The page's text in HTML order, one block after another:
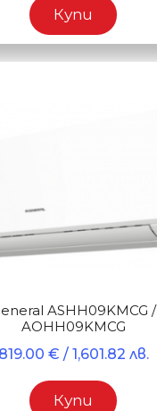
Купи
ASHH09KMCG /
AOHH09KMCG
819.00 € / 1,601.82 лв.
Купи